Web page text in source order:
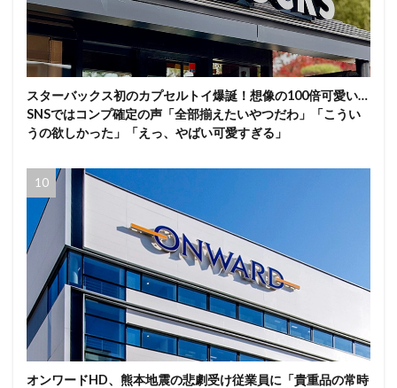
スターバックス初のカプセルトイ爆誕！想像の100倍可愛い…
SNSではコンプ確定の声「全部揃えたいやつだわ」「こうい
うの欲しかった」「えっ、やばい可愛すぎる」
オンワードHD、熊本地震の悲劇受け従業員に「貴重品の常時